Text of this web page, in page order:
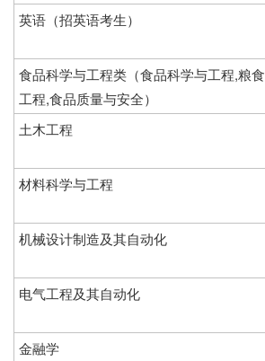
英语（招英语考生）
食品科学与工程类（食品科学与工程,粮食
工程,食品质量与安全）
土木工程
材料科学与工程
机械设计制造及其自动化
电气工程及其自动化
金融学